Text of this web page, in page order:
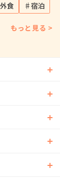
食 ♯宿泊
もっと見る >